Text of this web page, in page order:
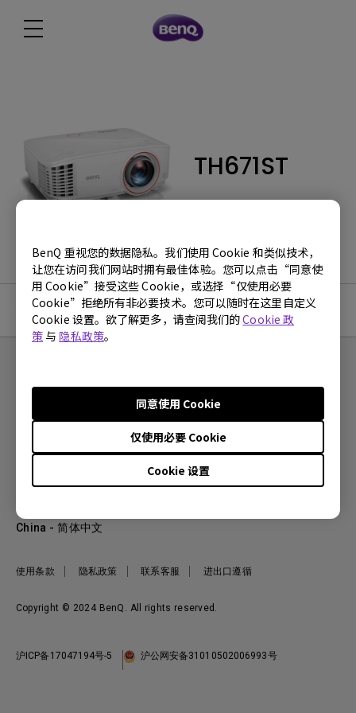
BenQ 重视您的数据隐私。我们使用 Cookie 和类似技术，
让您在访问我们网站时拥有最佳体验。您可以点击“同意使
用 Cookie”接受这些 Cookie，或选择“仅使用必要
Cookie”拒绝所有非必要技术。您可以随时在这里自定义
Cookie 设置。欲了解更多，请查阅我们的Cookie 政
策 与 隐私政策。
Cookie 设置
仅使用必要 Cookie
同意使用 Cookie
TH671ST
使用手册
产品
WiT智能灯
关于明基
企业社会责任
服务支持
档案下载与常见问题
Copyright © 2024 BenQ. All rights reserved.
使用条款 隐私政策 联系客服 进出口遵循
China - 简体中文
沪ICP备17047194号-5 沪公网安备31010502006993号